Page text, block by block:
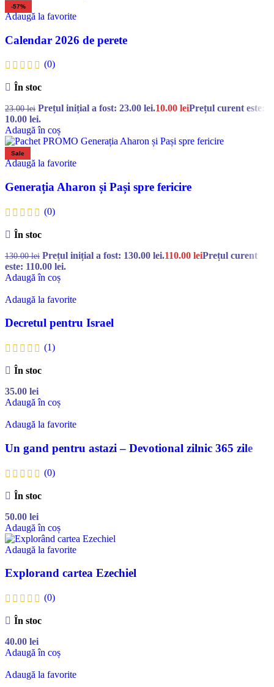
-57%
Adaugă la favorite
Calendar 2026 de perete
(0)
În stoc
23.00lei Prețul inițial a fost: 23.00 lei.10.00 leiPrețul curent este:
10.00 lei.
Adaugă în coș
Sale
Adaugă la favorite
Generația Aharon și Pași spre fericire
(0)
În stoc
130.00lei Prețul inițial a fost: 130.00 lei.110.00 leiPrețul curent
este: 110.00 lei.
Adaugă în coș
Adaugă la favorite
Decretul pentru Israel
(1)
În stoc
35.00 lei
Adaugă în coș
Adaugă la favorite
Un gand pentru astazi – Devotional zilnic 365 zile
(0)
În stoc
50.00 lei
Adaugă în coș
Adaugă la favorite
Explorand cartea Ezechiel
(0)
În stoc
40.00 lei
Adaugă în coș
Adaugă la favorite